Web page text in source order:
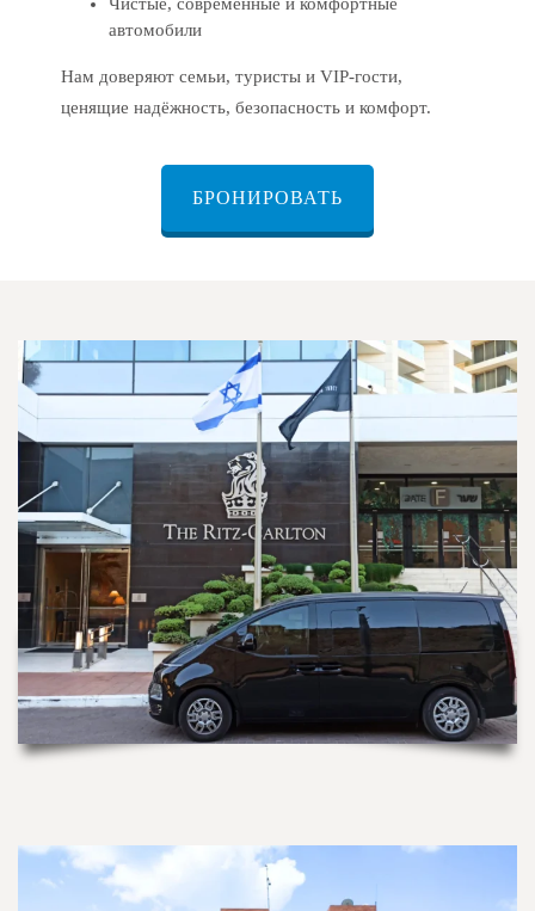
автомобили
Нам доверяют семьи, туристы и VIP-гости,
ценящие надёжность, безопасность и комфорт.
БРОНИРОВАТЬ